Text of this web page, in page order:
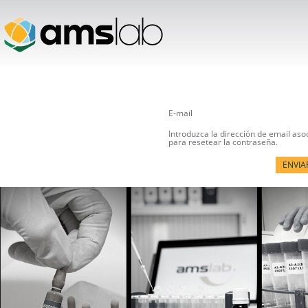
E-mail
Introduzca la dirección de email
para resetear la contraseña.